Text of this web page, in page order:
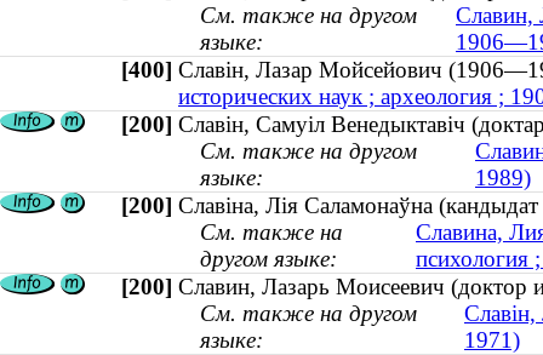
См. также на другом
языке:
Славин,
[400] Славін, Лазар Мойсейович
исторических наук ; археология ;
[200] Славін, Самуіл Венедыктавіч
См. также на другом
языке:
1989)
[200] Славіна, Лія Саламонаўна
См. также на
другом языке:
Славина,
[200] Славин, Лазарь Моисеевич (доктор
См. также на другом
языке:
1971)